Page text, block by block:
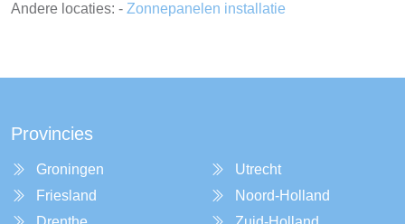
Andere locaties: - Zonnepanelen installatie
Provincies
Groningen
Friesland
Utrecht
Noord-Holland